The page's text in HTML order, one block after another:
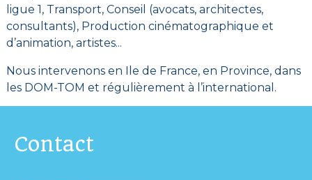
ligue 1, Transport, Conseil (avocats, architectes,
consultants), Production cinématographique et
d’animation, artistes...
Nous intervenons en Ile de France, en Province, dans
les DOM-TOM et régulièrement à l’international.
Contact